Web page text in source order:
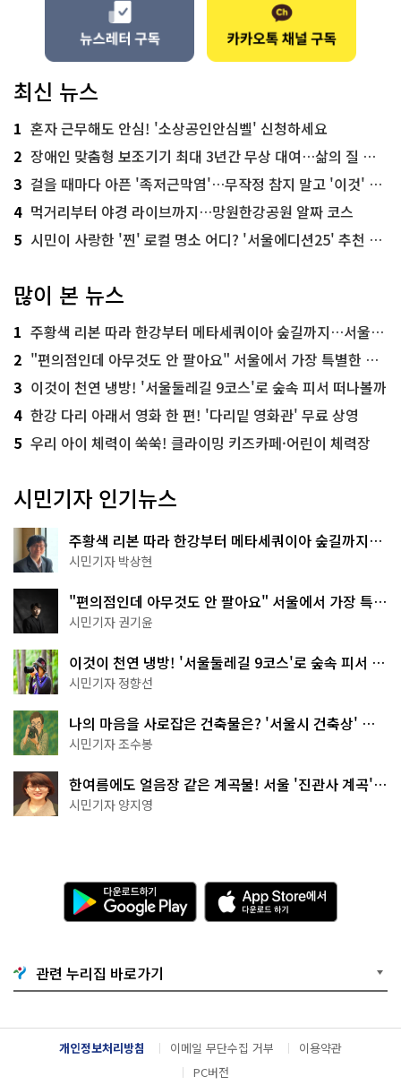
최신 뉴스
1 혼자 근무해도 안심! '소상공인안심벨' 신청하세요
2 장애인 맞춤형 보조기기 최대 3년간 무상 대여…삶의 질 높인다
3 걸을 때마다 아픈 '족저근막염'…무작정 참지 말고 '이것' 해보세요!
4 먹거리부터 야경 라이브까지…망원한강공원 알짜 코스
5 시민이 사랑한 '찐' 로컬 명소 어디? '서울에디션25' 추천 코스
많이 본 뉴스
1 주황색 리본 따라 한강부터 메타세쿼이아 숲길까지…서울둘레길 15코스
2 "편의점인데 아무것도 안 팔아요" 서울에서 가장 특별한 편의점의 정체
3 이것이 천연 냉방! '서울둘레길 9코스'로 숲속 피서 떠나볼까
4 한강 다리 아래서 영화 한 편! '다리밑 영화관' 무료 상영
5 우리 아이 체력이 쑥쑥! 클라이밍 키즈카페·어린이 체력장
시민기자 인기뉴스
주황색 리본 따라 한강부터 메타세쿼이아 숲길까지…
서울둘레길 15코스
시민기자 박상현
"편의점인데 아무것도 안 팔아요" 서울에서 가장 특별
한 편의점의 정체
시민기자 권기윤
이것이 천연 냉방! '서울둘레길 9코스'로 숲속 피서 떠
나볼까
시민기자 정향선
나의 마음을 사로잡은 건축물은? '서울시 건축상' 수
상작 공개!
시민기자 조수봉
한여름에도 얼음장 같은 계곡물! 서울 '진관사 계곡'이
천국이네~
시민기자 양지영
다
운
로
기
G
o
g
l
e
A
p
p
e
서
다
운
관련 누리집 바로가기
개인정보처리방침 이메일 무단수집 거부
이용약관
PC버전